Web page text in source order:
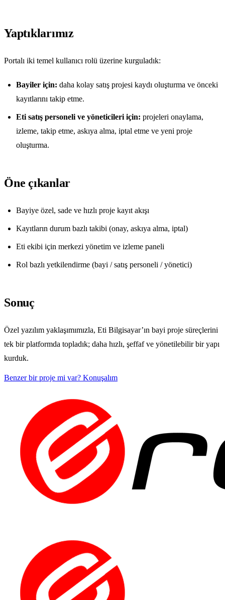
Yaptıklarımız
Portalı iki temel kullanıcı rolü üzerine kurguladık:
Bayiler için: daha kolay satış projesi kaydı oluşturma ve önceki
kayıtlarını takip etme.
Eti satış personeli ve yöneticileri için: projeleri onaylama,
izleme, takip etme, askıya alma, iptal etme ve yeni proje
oluşturma.
Öne çıkanlar
Bayiye özel, sade ve hızlı proje kayıt akışı
Kayıtların durum bazlı takibi (onay, askıya alma, iptal)
Eti ekibi için merkezi yönetim ve izleme paneli
Rol bazlı yetkilendirme (bayi / satış personeli / yönetici)
Sonuç
Özel yazılım yaklaşımımızla, Eti Bilgisayar’ın bayi proje süreçlerini
tek bir platformda topladık; daha hızlı, şeffaf ve yönetilebilir bir yapı
kurduk.
Benzer bir proje mi var? Konuşalım